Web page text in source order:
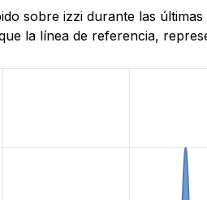
sobre izzi durante las
la línea de referencia,